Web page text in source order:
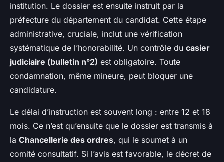
institution. Le dossier est ensuite instruit par la
préfecture du département du candidat. Cette étape
administrative, cruciale, inclut une vérification
systématique de l’honorabilité. Un contrôle du casier
judiciaire (bulletin n°2) est obligatoire. Toute
condamnation, même mineure, peut bloquer une
candidature.
Le délai d’instruction est souvent long : entre 12 et 18
mois. Ce n’est qu’ensuite que le dossier est transmis à
la Chancellerie des ordres, qui le soumet à un
comité consultatif. Si l’avis est favorable, le décret de